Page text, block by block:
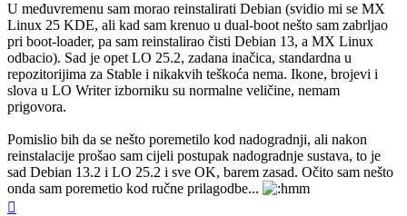
U međuvremenu sam morao reinstalirati Debian (svidio mi se MX
Linux 25 KDE, ali kad sam krenuo u dual-boot nešto sam zabrljao
pri boot-loader, pa sam reinstalirao čisti Debian 13, a MX Linux
odbacio). Sad je opet LO 25.2, zadana inačica, standardna u
repozitorijima za Stable i nikakvih teškoća nema. Ikone, brojevi i
slova u LO Writer izborniku su normalne veličine, nemam
prigovora.
Pomislio bih da se nešto poremetilo kod nadogradnji, ali nakon
reinstalacije prošao sam cijeli postupak nadogradnje sustava, to je
sad Debian 13.2 i LO 25.2 i sve OK, barem zasad. Očito sam nešto
onda sam poremetio kod ručne prilagodbe...